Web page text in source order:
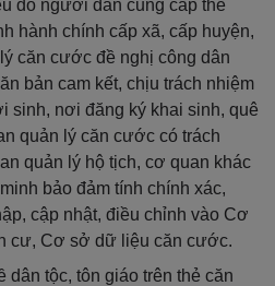
do người dân cung cấp thể
hành chính cấp xã, cấp huyện,
căn cước đề nghị công dân
bản cam kết, chịu trách nhiệm
sinh, nơi đăng ký khai sinh, quê
quản lý căn cước có trách
quản lý hộ tịch, cơ quan khác
bảo đảm tính chính xác,
cập nhật, điều chỉnh vào Cơ
cư, Cơ sở dữ liệu căn cước.
tộc, tôn giáo trên thẻ căn